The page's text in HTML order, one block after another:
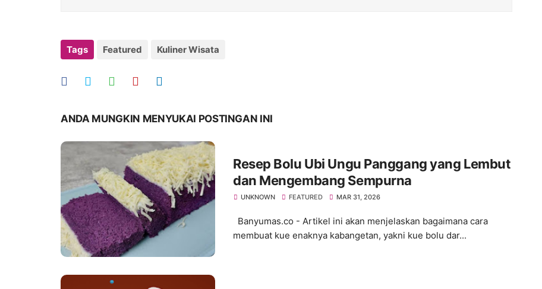
Tags Featured Kuliner Wisata
ANDA MUNGKIN MENYUKAI POSTINGAN INI
Resep Bolu Ubi Ungu Panggang yang Lembut
dan Mengembang Sempurna
UNKNOWN FEATURED MAR 31, 2026
Banyumas.co - Artikel ini akan menjelaskan bagaimana cara
membuat kue enaknya kabangetan, yakni kue bolu dar...